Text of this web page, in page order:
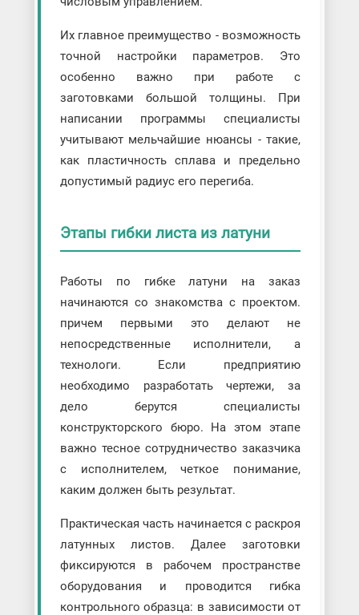
Их главное преимущество - возможность
точной настройки параметров. Это
особенно важно при работе с
заготовками большой толщины. При
написании программы специалисты
учитывают мельчайшие нюансы - такие,
как пластичность сплава и предельно
допустимый радиус его перегиба.
Этапы гибки листа из латуни
Работы по гибке латуни на заказ
начинаются со знакомства с проектом.
причем первыми это делают не
непосредственные исполнители, а
технологи. Если предприятию
необходимо разработать чертежи, за
дело берутся специалисты
конструкторского бюро. На этом этапе
важно тесное сотрудничество заказчика
с исполнителем, четкое понимание,
каким должен быть результат.
Практическая часть начинается с раскроя
латунных листов. Далее заготовки
фиксируются в рабочем пространстве
оборудования и проводится гибка
контрольного образца: в зависимости от